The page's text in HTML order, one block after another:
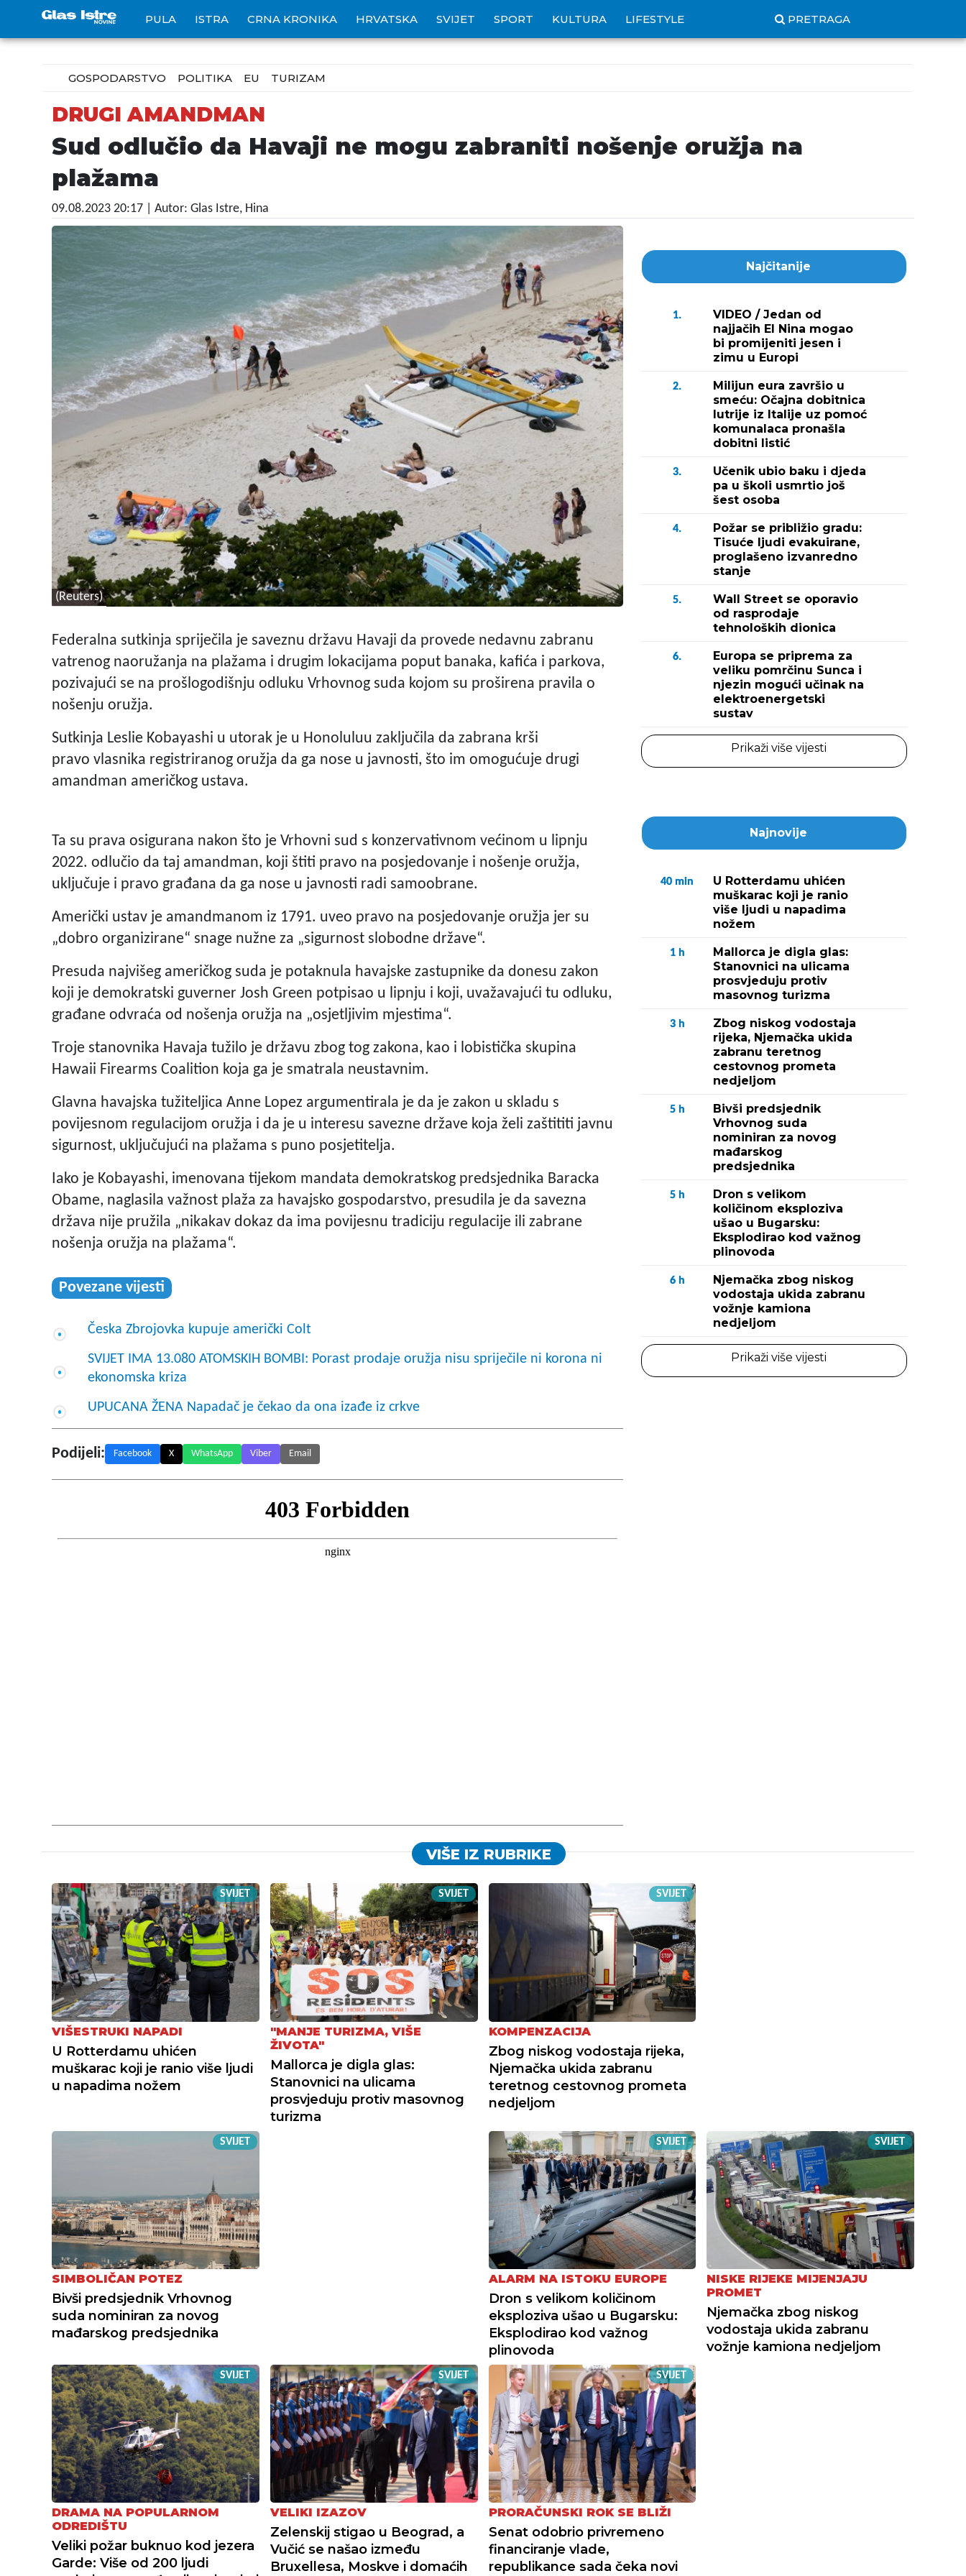
PULA ISTRA CRNA KRONIKA HRVATSKA SVIJET SPORT KULTURA LIFESTYLE PRETRAGA
GOSPODARSTVO POLITIKA EU TURIZAM
DRUGI AMANDMAN
Sud odlučio da Havaji ne mogu zabraniti nošenje oružja na
plažama
09.08.2023 20:17 | Autor: Glas Istre, Hina
(Reuters)
Federalna sutkinja spriječila je saveznu državu Havaji da provede nedavnu zabranu
vatrenog naoružanja na plažama i drugim lokacijama poput banaka, kafića i parkova,
pozivajući se na prošlogodišnju odluku Vrhovnog suda kojom su proširena pravila o
nošenju oružja.
Sutkinja Leslie Kobayashi u utorak je u Honoluluu zaključila da zabrana krši
pravo vlasnika registriranog oružja da ga nose u javnosti, što im omogućuje drugi
amandman američkog ustava.
Ta su prava osigurana nakon što je Vrhovni sud s konzervativnom većinom u lipnju
2022. odlučio da taj amandman, koji štiti pravo na posjedovanje i nošenje oružja,
uključuje i pravo građana da ga nose u javnosti radi samoobrane.
Američki ustav je amandmanom iz 1791. uveo pravo na posjedovanje oružja jer su
„dobro organizirane“ snage nužne za „sigurnost slobodne države“.
Presuda najvišeg američkog suda je potaknula havajske zastupnike da donesu zakon
koji je demokratski guverner Josh Green potpisao u lipnju i koji, uvažavajući tu odluku,
građane odvraća od nošenja oružja na „osjetljivim mjestima“.
Troje stanovnika Havaja tužilo je državu zbog tog zakona, kao i lobistička skupina
Hawaii Firearms Coalition koja ga je smatrala neustavnim.
Glavna havajska tužiteljica Anne Lopez argumentirala je da je zakon u skladu s
povijesnom regulacijom oružja i da je u interesu savezne države koja želi zaštititi javnu
sigurnost, uključujući na plažama s puno posjetitelja.
Iako je Kobayashi, imenovana tijekom mandata demokratskog predsjednika Baracka
Obame, naglasila važnost plaža za havajsko gospodarstvo, presudila je da savezna
država nije pružila „nikakav dokaz da ima povijesnu tradiciju regulacije ili zabrane
nošenja oružja na plažama“.
Povezane vijesti
Česka Zbrojovka kupuje američki Colt
SVIJET IMA 13.080 ATOMSKIH BOMBI: Porast prodaje oružja nisu spriječile ni korona ni
ekonomska kriza
UPUCANA ŽENA Napadač je čekao da ona izađe iz crkve
Podijeli: Facebook X WhatsApp Viber Email
Najčitanije
1.
VIDEO / Jedan od
najjačih El Nina mogao
bi promijeniti jesen i
zimu u Europi
2.
Milijun eura završio u
smeću: Očajna dobitnica
lutrije iz Italije uz pomoć
komunalaca pronašla
dobitni listić
3.
Učenik ubio baku i djeda
pa u školi usmrtio još
šest osoba
4.
Požar se približio gradu:
Tisuće ljudi evakuirane,
proglašeno izvanredno
stanje
5.
Wall Street se oporavio
od rasprodaje
tehnoloških dionica
6.
Europa se priprema za
veliku pomrčinu Sunca i
njezin mogući učinak na
elektroenergetski
sustav
Prikaži više vijesti
Najnovije
40 min
U Rotterdamu uhićen
muškarac koji je ranio
više ljudi u napadima
nožem
1 h
Mallorca je digla glas:
Stanovnici na ulicama
prosvjeduju protiv
masovnog turizma
3 h
Zbog niskog vodostaja
rijeka, Njemačka ukida
zabranu teretnog
cestovnog prometa
nedjeljom
5 h
Bivši predsjednik
Vrhovnog suda
nominiran za novog
mađarskog
predsjednika
5 h
Dron s velikom
količinom eksploziva
ušao u Bugarsku:
Eksplodirao kod važnog
plinovoda
6 h
Njemačka zbog niskog
vodostaja ukida zabranu
vožnje kamiona
nedjeljom
Prikaži više vijesti
VIŠE IZ RUBRIKE
SVIJET
VIŠESTRUKI NAPADI
U Rotterdamu uhićen
muškarac koji je ranio više ljudi
u napadima nožem
SVIJET
"MANJE TURIZMA, VIŠE
ŽIVOTA"
Mallorca je digla glas:
Stanovnici na ulicama
prosvjeduju protiv masovnog
turizma
SVIJET
KOMPENZACIJA
Zbog niskog vodostaja rijeka,
Njemačka ukida zabranu
teretnog cestovnog prometa
nedjeljom
SVIJET
SIMBOLIČAN POTEZ
Bivši predsjednik Vrhovnog
suda nominiran za novog
mađarskog predsjednika
SVIJET
ALARM NA ISTOKU EUROPE
Dron s velikom količinom
eksploziva ušao u Bugarsku:
Eksplodirao kod važnog
plinovoda
SVIJET
NISKE RIJEKE MIJENJAJU
PROMET
Njemačka zbog niskog
vodostaja ukida zabranu
vožnje kamiona nedjeljom
SVIJET
DRAMA NA POPULARNOM
ODREDIŠTU
Veliki požar buknuo kod jezera
Garde: Više od 200 ljudi
SVIJET
VELIKI IZAZOV
Zelenskij stigao u Beograd, a
Vučić se našao između
Bruxellesa, Moskve i domaćih
SVIJET
PRORAČUNSKI ROK SE BLIŽI
Senat odobrio privremeno
financiranje vlade,
republikance sada čeka novi